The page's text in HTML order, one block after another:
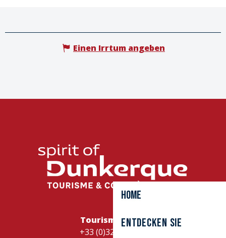
Home
Entdecken Sie
Einen Irrtum angeben
Tourismusbüro
+33 (0)328262728